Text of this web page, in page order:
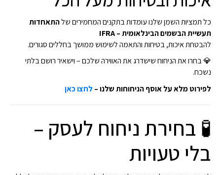
כל תמציות השמן שלנו עומדות בתקנים המחמירים שלהתאחדות
תעשיית הבשמים הבינלאומית – IFRA
להבטחת איכות, בטיחות והתאמה לשימוש ממושך בחללים סגורים.
💎 בחרו את הניחוח שישדרג את האווירה שלכם – וישאיר רושם בלתי
נשכח.
לפירוט מלא על אוסף הניחוחות שלנו – לחצו כאן
🧪 בחירת ניחוח לעסק –
בלי טעויות